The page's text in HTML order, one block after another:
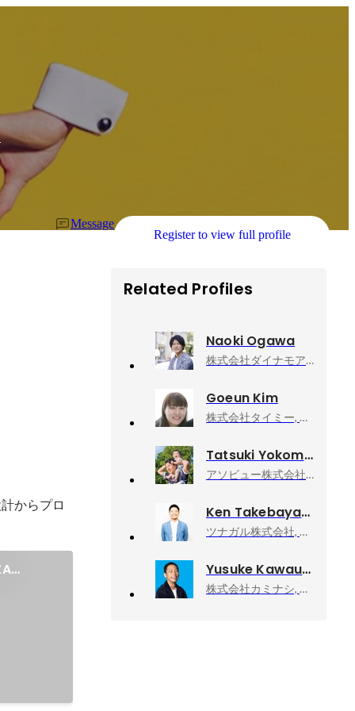
Message
Register to view full profile
からプロ
Related Profiles
Naoki Ogawa
株式会社ダイナモアミューズメント, 代表取締役社長
Goeun Kim
株式会社タイミー, 執行役員事業統括
Tatsuki Yokomine
アソビュー株式会社, 上級執行役員CPO、マーケットプレイスカンパニーCEO
Ken Takebayashi
ツナガル株式会社, 福岡支社長／エグゼクティブプロデューサー
Yusuke Kawauchi
株式会社カミナシ, 取締役COO